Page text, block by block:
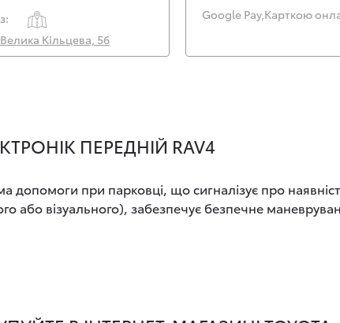
Кільцева, 56
Google Pay,Карткою
ПЕРЕДНІЙ RAV4
допомоги при парковці, що сигналізує про
або візуального), забезпечує безпечне